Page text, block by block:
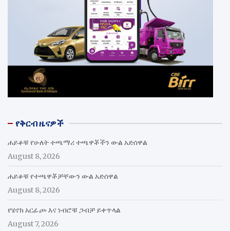
የቅርብ ዜናዎች
ሐይቆቹ የሁለት ተጫማሪ ተጫዋቾችን ውል አድሰዋል
August 8, 2026
ሐይቆቹ የተጫዋቾቻቸውን ውል አድሰዋል
August 8, 2026
የሄኖክ አርፊጮ እና ነብሮቹ ጋብቻ ይቀጥላል
August 7, 2026